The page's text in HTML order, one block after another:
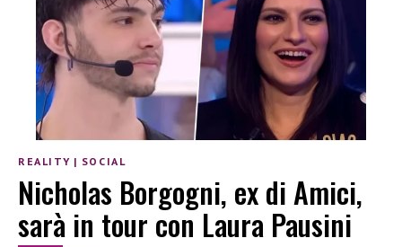
REALITY | SOCIAL
Nicholas Borgogni, ex di Amici,
sarà in tour con Laura Pausini